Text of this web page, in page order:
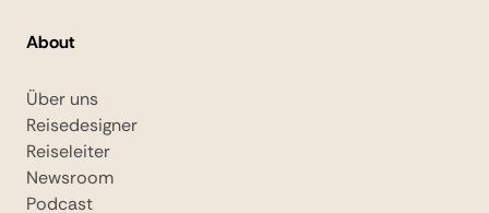
About
Über uns
Reisedesigner
Reiseleiter
Newsroom
Podcast